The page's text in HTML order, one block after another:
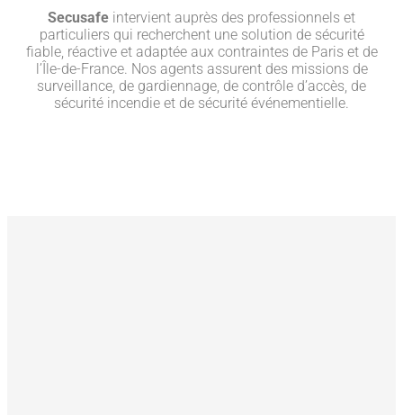
Secusafe intervient auprès des professionnels et
particuliers qui recherchent une solution de sécurité
fiable, réactive et adaptée aux contraintes de Paris et de
l’Île-de-France. Nos agents assurent des missions de
surveillance, de gardiennage, de contrôle d’accès, de
sécurité incendie et de sécurité événementielle.